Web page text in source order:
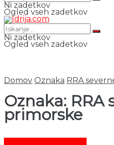
Ni zadetkov
Ogled vseh zadetkov
Ni zadetkov
Ogled vseh zadetkov
Domov Oznaka RRA
Oznaka: RRA
primorske